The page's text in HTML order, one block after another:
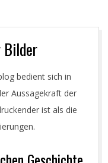
Bilder
bedient sich in
Aussagekraft der
ist als die